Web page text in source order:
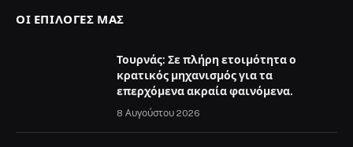
ΟΙ ΕΠΙΛΟΓΈΣ ΜΑΣ
Τουρνάς: Σε πλήρη ετοιμότητα ο
κρατικός μηχανισμός για τα
επερχόμενα ακραία φαινόμενα.
8 Αυγούστου 2026